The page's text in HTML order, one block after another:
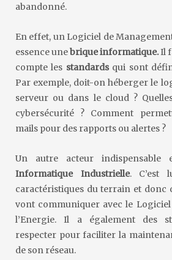
abandonné.
En effet, un Logiciel de
essence unebrique informatique.Il
compte les standardsqui sont
Par exemple, doit-on héberger le
serveur ou dans le cloud ?
cybersécurité ? Comment
mails pour des rapports ou alertes ?
Un autre acteur indispensable
Informatique Industrielle. C’est
caractéristiques du terrain et donc
vont communiquer avec le
l’Energie. Il a également des
respecter pour faciliter la
de son réseau.